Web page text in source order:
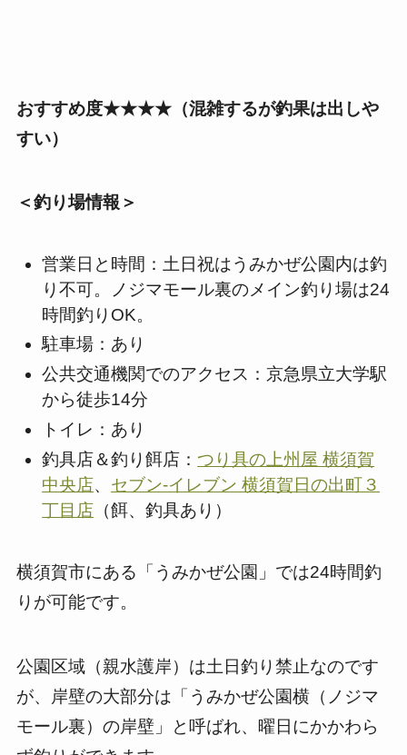
おすすめ度★★★★（混雑するが釣果は出しや
すい）
＜釣り場情報＞
営業日と時間：土日祝はうみかぜ公園内は釣
り不可。ノジマモール裏のメイン釣り場は24
時間釣りOK。
駐車場：あり
公共交通機関でのアクセス：京急県立大学駅
から徒歩14分
トイレ：あり
釣具店＆釣り餌店： つり具の上州屋 横須賀
中央店、 セブン-イレブン 横須賀日の出町３
丁目店 （餌、釣具あり）
横須賀市にある「うみかぜ公園」では24時間釣
りが可能です。
公園区域（親水護岸）は土日釣り禁止なのです
が、岸壁の大部分は「うみかぜ公園横（ノジマ
モール裏）の岸壁」と呼ばれ、曜日にかかわら